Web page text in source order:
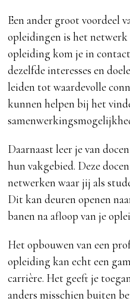
Een ander groot voordeel
opleidingen is het
opleiding kom je in
dezelfde interesses en
leiden tot waardevolle
kunnen helpen bij het
Daarnaast leer je van
hun vakgebied. Deze
netwerken waar jij als
Dit kan deuren openen
banen na afloop van je
Het opbouwen van een
opleiding kan echt een
carrière. Het geeft je
anders misschien buiten